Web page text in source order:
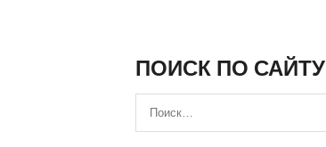
ПОИСК ПО САЙТУ